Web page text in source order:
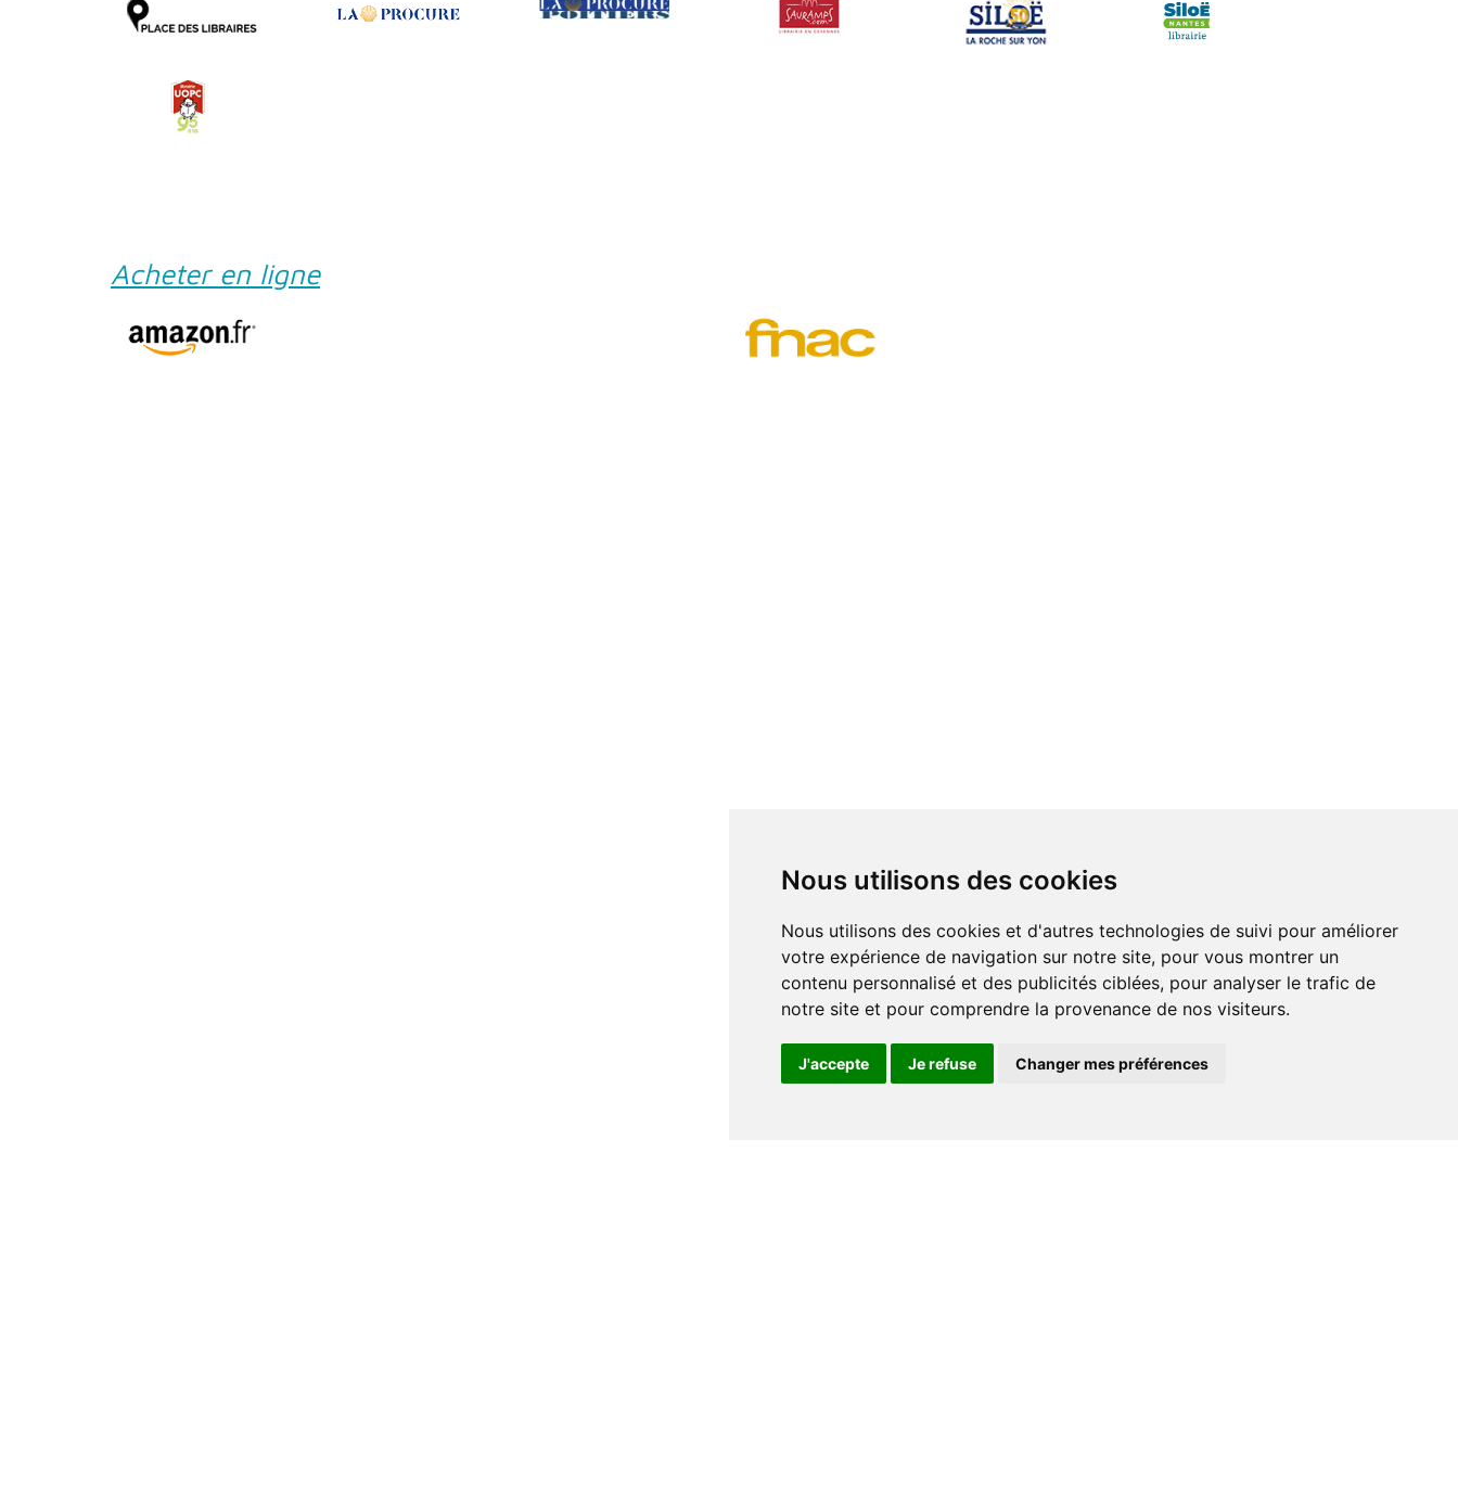
Nous utilisons des cookies
Nous utilisons des cookies et d'autres technologies de suivi pour améliorer
votre expérience de navigation sur notre site, pour vous montrer un
contenu personnalisé et des publicités ciblées, pour analyser le trafic de
notre site et pour comprendre la provenance de nos visiteurs.
J'accepte Je refuse Changer mes préférences
Acheter en ligne